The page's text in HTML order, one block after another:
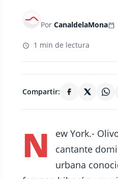
Por CanaldelaMona
1 min de lectura
Compartir:
N
ew York.-
cantante
urbana